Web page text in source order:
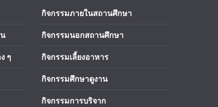
ๆ
กิจกรรมภายในสถานศึกษา
กิจกรรมนอกสถานศึกษา
กิจกรรมเลี้ยงอาหาร
กิจกรรมศึกษาดูงาน
กิจกรรมการบริจาก